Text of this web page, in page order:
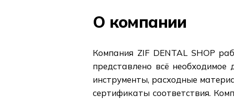
О компании
Компания ZIF DENTAL SHOP
представлено всё необходимое
инструменты, расходные
сертификаты соответствия.